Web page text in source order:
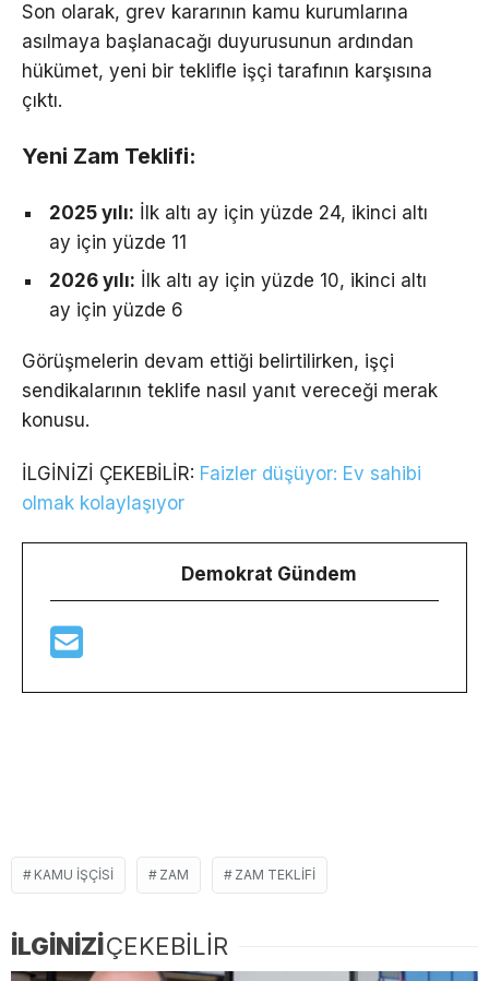
Son olarak, grev kararının kamu kurumlarına
asılmaya başlanacağı duyurusunun ardından
hükümet, yeni bir teklifle işçi tarafının karşısına
çıktı.
Yeni Zam Teklifi:
2025 yılı: İlk altı ay için yüzde 24, ikinci altı
ay için yüzde 11
2026 yılı: İlk altı ay için yüzde 10, ikinci altı
ay için yüzde 6
Görüşmelerin devam ettiği belirtilirken, işçi
sendikalarının teklife nasıl yanıt vereceği merak
konusu.
İLGİNİZİ ÇEKEBİLİR: Faizler düşüyor: Ev sahibi
olmak kolaylaşıyor
Demokrat Gündem
KAMU IŞÇISI ZAM ZAM TEKLIFI
İLGİNİZİÇEKEBİLİR